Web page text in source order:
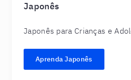
Japonês
Japonês para Crianças e
Aprenda Japonês